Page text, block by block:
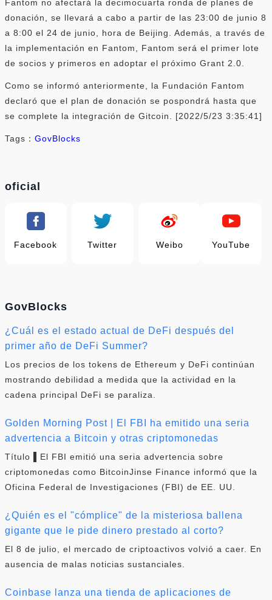
Fantom no afectará la decimocuarta ronda de planes de
donación, se llevará a cabo a partir de las 23:00 de junio 8
a 8:00 el 24 de junio, hora de Beijing. Además, a través de
la implementación en Fantom, Fantom será el primer lote
de socios y primeros en adoptar el próximo Grant 2.0.
Como se informó anteriormente, la Fundación Fantom
declaró que el plan de donación se pospondrá hasta que
se complete la integración de Gitcoin. [2022/5/23 3:35:41]
Tags： GovBlocks
oficial
Facebook Twitter Weibo YouTube
GovBlocks
¿Cuál es el estado actual de DeFi después del
primer año de DeFi Summer?
Los precios de los tokens de Ethereum y DeFi continúan
mostrando debilidad a medida que la actividad en la
cadena principal DeFi se paraliza.
Golden Morning Post | El FBI ha emitido una seria
advertencia a Bitcoin y otras criptomonedas
Título ▌El FBI emitió una seria advertencia sobre
criptomonedas como BitcoinJinse Finance informó que la
Oficina Federal de Investigaciones (FBI) de EE. UU.
¿Quién es el "cómplice" de la misteriosa ballena
gigante que le pide dinero prestado al corto?
El 8 de julio, el mercado de criptoactivos volvió a caer. En
ausencia de malas noticias sustanciales.
Coinbase lanza una tienda de aplicaciones de